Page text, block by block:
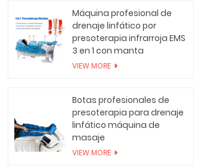
Máquina profesional de
drenaje linfático por
presoterapia infrarroja EMS
3 en 1 con manta
VIEW MORE
Botas profesionales de
presoterapia para drenaje
linfático máquina de
masaje
VIEW MORE